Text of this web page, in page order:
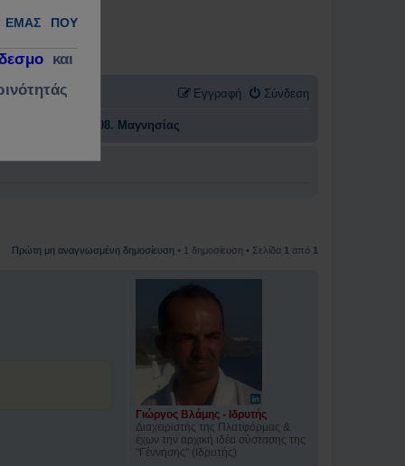
Σύνδεση
Εγγραφή
" ανά Νομό 08. Μαγνησίας
Πρώτη μη αναγνωσμένη δημοσίευση • 1 δημοσίευση • Σελίδα 1 από 1
Γιώργος Βλάμης - Ιδρυτής
Διαχειριστής της Πλατφόρμας &
έχων την αρχική ιδέα σύστασης της
"Γέννησης" (Ιδρυτής)
ΕΜΆΣ ΠΟΥ
και